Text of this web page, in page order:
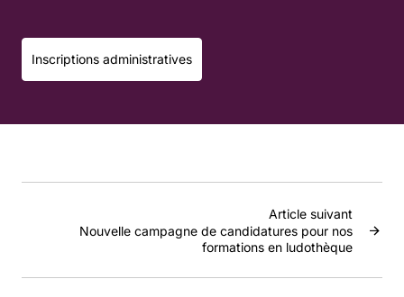
Inscriptions administratives
Article suivant
Nouvelle campagne de candidatures pour nos
formations en ludothèque